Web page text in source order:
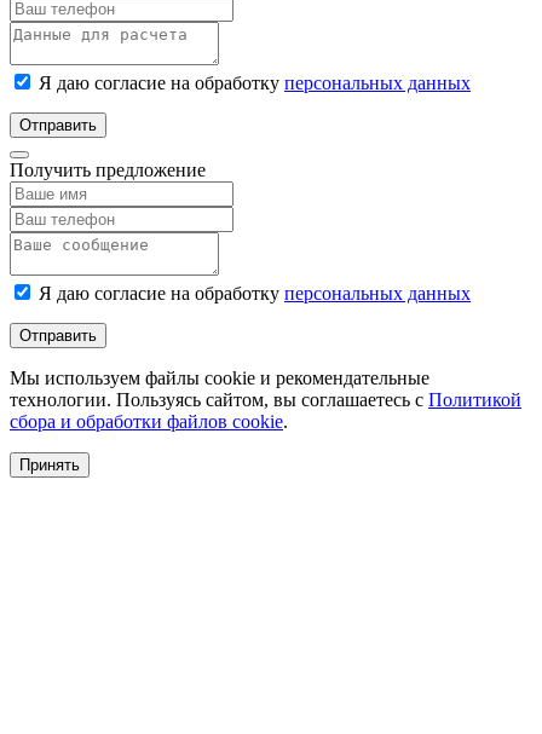
Я даю согласие на обработку персональных данных
Отправить
Получить предложение
Я даю согласие на обработку персональных данных
Отправить
Мы используем файлы cookie и рекомендательные
технологии. Пользуясь сайтом, вы соглашаетесь с Политикой
сбора и обработки файлов cookie.
Принять